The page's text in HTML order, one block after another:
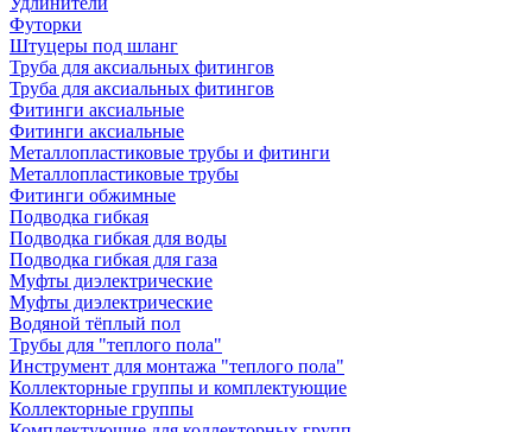
Футорки
Штуцеры под шланг
Труба для аксиальных фитингов
Труба для аксиальных фитингов
Фитинги аксиальные
Фитинги аксиальные
Металлопластиковые трубы и фитинги
Металлопластиковые трубы
Фитинги обжимные
Подводка гибкая
Подводка гибкая для воды
Подводка гибкая для газа
Муфты диэлектрические
Муфты диэлектрические
Водяной тёплый пол
Трубы для "теплого пола"
Инструмент для монтажа "теплого пола"
Коллекторные группы и комплектующие
Коллекторные группы